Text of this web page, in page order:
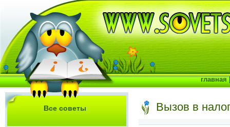
Вызов в
Все советы
главная